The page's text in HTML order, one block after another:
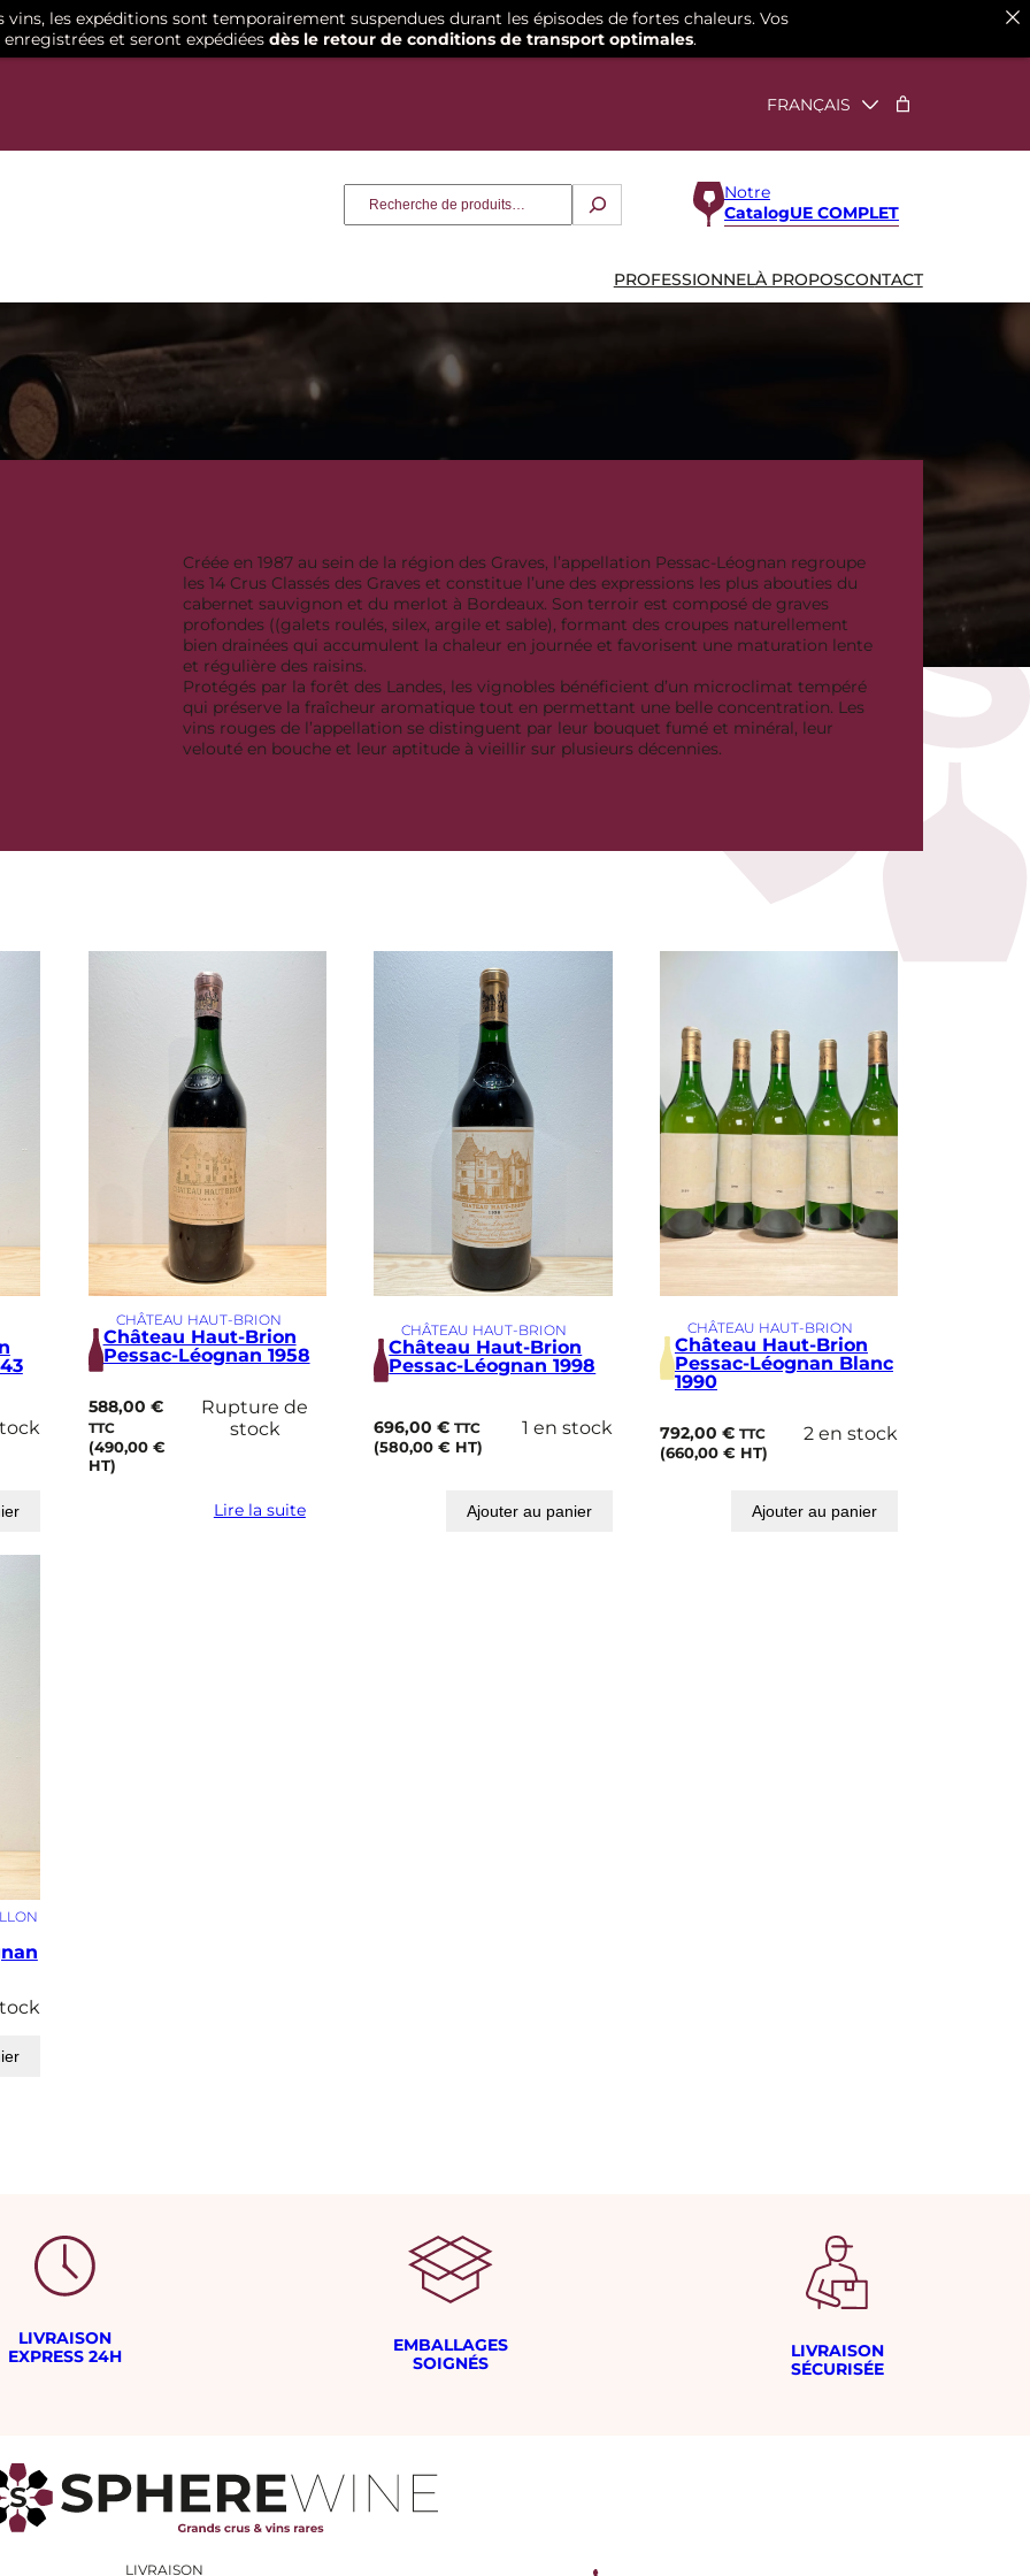
Notre
CatalogUE COMPLET
PROFESSIONNELÀ PROPOSCONTACT
Créée en 1987 au sein de la région des Graves, l’appellation Pessac-Léognan regroupe
les 14 Crus Classés des Graves et constitue l’une des expressions les plus abouties du
cabernet sauvignon et du merlot à Bordeaux. Son terroir est composé de graves
profondes ((galets roulés, silex, argile et sable), formant des croupes naturellement
bien drainées qui accumulent la chaleur en journée et favorisent une maturation lente
et régulière des raisins.
Protégés par la forêt des Landes, les vignobles bénéficient d’un microclimat tempéré
qui préserve la fraîcheur aromatique tout en permettant une belle concentration. Les
vins rouges de l’appellation se distinguent par leur bouquet fumé et minéral, leur
velouté en bouche et leur aptitude à vieillir sur plusieurs décennies.
CHÂTEAU HAUT-BRION
Château Haut-Brion
Pessac-Léognan 1958
588,00 €
TTC
(490,00 €
HT)
Rupture de
stock
Lire la suite
CHÂTEAU HAUT-BRION
Château Haut-Brion
Pessac-Léognan 1998
696,00€ TTC
(580,00€ HT)
1 en stock
Ajouter au panier
CHÂTEAU HAUT-BRION
Château Haut-Brion
Pessac-Léognan Blanc
1990
792,00 € TTC
(660,00 €HT)
2 en stock
Ajouter au panier
LIVRAISON
EXPRESS 24H
EMBALLAGES
SOIGNÉS
LIVRAISON
SÉCURISÉE
LIVRAISON
les expéditions sont temporairement suspendues durant les épisodes de fortes chaleurs. Vos
et seront expédiées dès le retour de conditions de transport optimales.